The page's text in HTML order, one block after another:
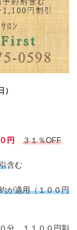
円 ３１％OFF
含む
が適用（１００円
分 １１００円割